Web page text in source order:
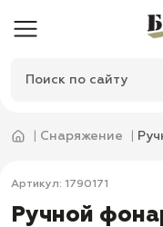
Снаряжение
Артикул: 1790171
Ручной